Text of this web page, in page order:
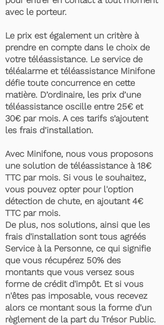
avec le porteur.
Le prix est également un critère à
prendre en compte dans le choix de
votre téléassistance. Le service de
téléalarme et téléassistance Minifone
défie toute concurrence en cette
matière. D’ordinaire, les prix d’une
téléassistance oscille entre 25€ et
30€ par mois. A ces tarifs s’ajoutent
les frais d’installation.
Avec Minifone, nous vous proposons
une solution de téléassistance à 18€
TTC par mois. Si vous le souhaitez,
vous pouvez opter pour l'option
détection de chute, en ajoutant 4€
TTC par mois.
De plus, nos solutions, ainsi que les
frais d'installation sont tous agréés
Service à la Personne, ce qui signifie
que vous récupérez 50% des
montants que vous versez sous
forme de crédit d'impôt. Et si vous
n'êtes pas imposable, vous recevez
alors ce montant sous la forme d'un
règlement de la part du Trésor Public.